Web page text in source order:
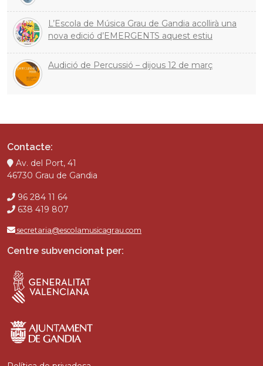
L’Escola de Música Grau de Gandia acollirà una
nova edició d’EMERGENTS aquest estiu
Audició de Percussió – dijous 12 de març
Contacte:
Av. del Port, 41
46730 Grau de Gandia
96 284 11 64
638 419 807
secretaria@escolamusicagrau.com
Centre subvencionat per: